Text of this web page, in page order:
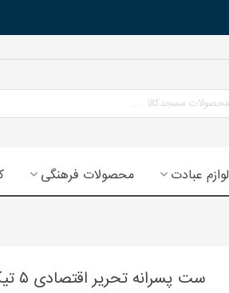
لوازم عبادت محصولات فرهنگی
ست پسرانه تحریر اقتصادی ۵ تیکه